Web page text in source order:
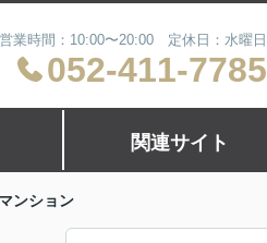
営業時間：10:00〜20:00 定休日：水曜日
052-411-7785
関連サイト
ンション